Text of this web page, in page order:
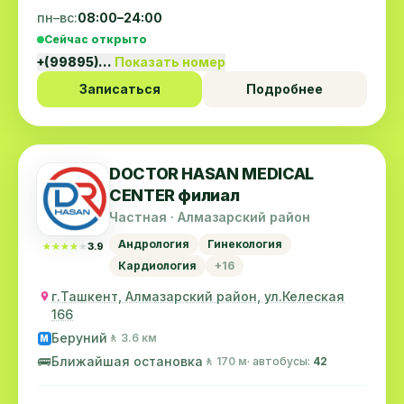
I ismailov abduhalil
klinika dostoyna svoego nazvaniya vse na
maximalnom urovne
Валерий
Поздравляю коллектив клиники с Новым Годом!
Желаю всем здоровья, успехов в работе и
процветания. Благодарю доктора Ишматова за
его доброе и отзывчивое сердце и золотые
Читать далее →
21.08.2014
medimaksning barcha xodimlariga katta
minnatdorchilik bildiraman, barchasi uchun katta
rahmat
Читать далее →
пн–вс:08:00–24:00
Сейчас открыто
+(99895)… Показать номер
Записаться
Подробнее
★★★★★
★★★★★3.9
DOCTOR HASAN MEDICAL
CENTER филиал
Частная · Алмазарский район
Андрология
Гинекология
Кардиология
+16
г.Ташкент, Алмазарский район, ул.Келеская
166
M Беруний 🚶 3.6 км
🚌Ближайшая остановка 🚶 170 м· автобусы: 42